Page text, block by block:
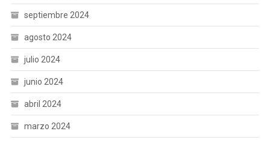
septiembre 2024
agosto 2024
julio 2024
junio 2024
abril 2024
marzo 2024